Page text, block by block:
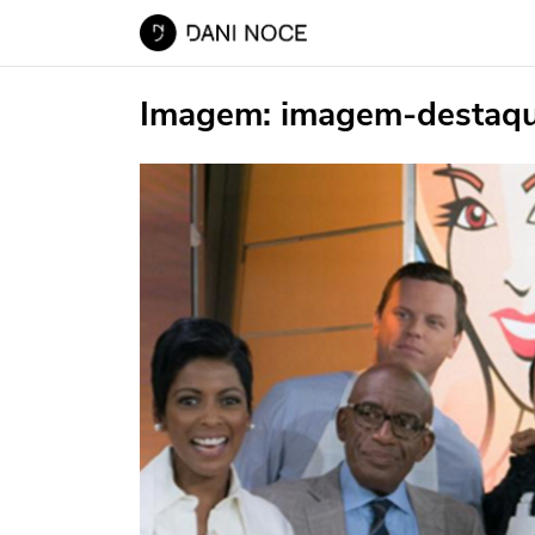
Imagem: imagem-